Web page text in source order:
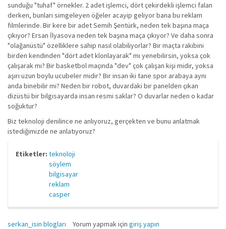
sunduğu "tuhaf" örnekler. 2 adet işlemci, dört çekirdekli işlemci falan
derken, bunları simgeleyen öğeler acayip geliyor bana bu reklam
filmlerinde. Bir kere bir adet Semih Şentürk, neden tek başına maça
çıkıyor? Ersan İlyasova neden tek başına maça çıkıyor? Ve daha sonra
"olağanüstü" özelliklere sahip nasıl olabiliyorlar? Bir maçta rakibini
birden kendinden "dört adet klonlayarak" mı yenebilirsin, yoksa çok
çalışarak mı? Bir basketbol maçında "dev" çok çalışan kişi midir, yoksa
aşırı uzun boylu ucubeler midir? Bir insan iki tane spor arabaya aynı
anda binebilir mi? Neden bir robot, duvardaki bir panelden çıkan
dizüstü bir bilgisayarda insan resmi saklar? O duvarlar neden o kadar
soğuktur?
Biz teknoloji denilince ne anlıyoruz, gerçekten ve bunu anlatmak
istediğimizde ne anlatıyoruz?
Etiketler: teknoloji
söylem
bilgisayar
reklam
casper
serkan_isin blogları Yorum yapmak için giriş yapın